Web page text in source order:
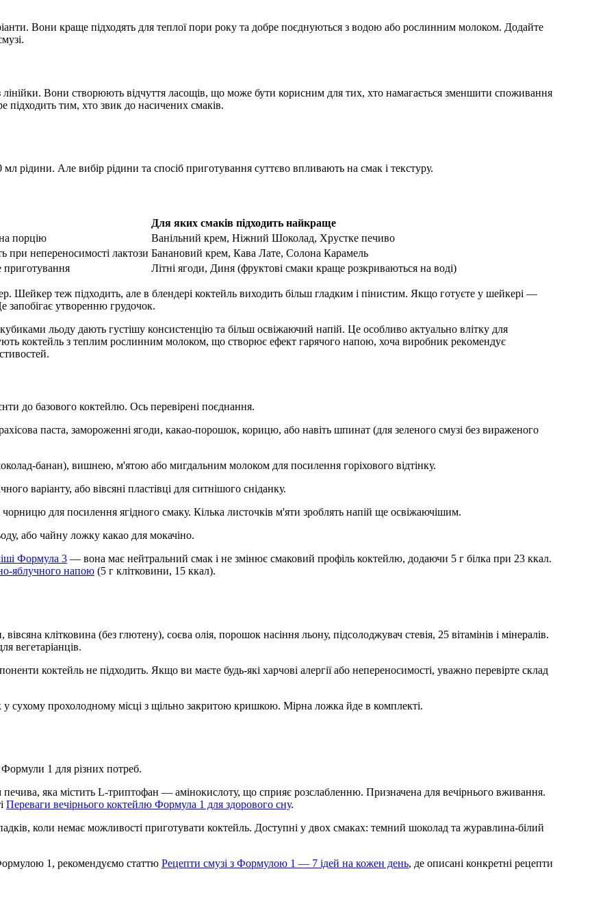
Вони краще підходять для теплої пори року та добре поєднуються з водою або рослинним молоком. Додайте
Вони створюють відчуття ласощів, що може бути корисним для тих, хто намагається зменшити споживання
підходить тим, хто звик до насичених смаків.
рідини. Але вибір рідини та спосіб приготування суттєво впливають на смак і текстуру.
Для яких смаків підходить найкраще
порцію
Ванільний крем, Ніжний Шоколад, Хрустке печиво
при непереносимості лактози Банановий крем, Кава Лате, Солона Карамель
Літні ягоди, Диня (фруктові смаки краще розкриваються на воді)
Шейкер теж підходить, але в блендері коктейль виходить більш гладким і пінистим. Якщо готуєте у шейкері —
запобігає утворенню грудочок.
льоду дають густішу консистенцію та більш освіжаючий напій. Це особливо актуально влітку для
коктейль з теплим рослинним молоком, що створює ефект гарячого напою, хоча виробник рекомендує
до базового коктейлю. Ось перевірені поєднання.
паста, замороженні ягоди, какао-порошок, корицю, або навіть шпинат (для зеленого смузі без вираженого
банан), вишнею, м'ятою або мигдальним молоком для посилення горіхового відтінку.
варіанту, або вівсяні пластівці для ситнішого сніданку.
для посилення ягідного смаку. Кілька листочків м'яти зроблять напій ще освіжаючішим.
або чайну ложку какао для мокачіно.
Формула 3 — вона має нейтральний смак і не змінює смаковий профіль коктейлю, додаючи 5 г білка при 23 ккал.
яблучного напою (5 г клітковини, 15 ккал).
клітковина (без глютену), соєва олія, порошок насіння льону, підсолоджувач стевія, 25 вітамінів і мінералів.
вегетаріанців.
коктейль не підходить. Якщо ви маєте будь-які харчові алергії або непереносимості, уважно перевірте склад
сухому прохолодному місці з щільно закритою кришкою. Мірна ложка йде в комплекті.
1 для різних потреб.
яка містить L-триптофан — амінокислоту, що сприяє розслабленню. Призначена для вечірнього вживання.
Переваги вечірнього коктейлю Формула 1 для здорового сну.
коли немає можливості приготувати коктейль. Доступні у двох смаках: темний шоколад та журавлина-білий
1, рекомендуємо статтю Рецепти смузі з Формулою 1 — 7 ідей на кожен день, де описані конкретні рецепти